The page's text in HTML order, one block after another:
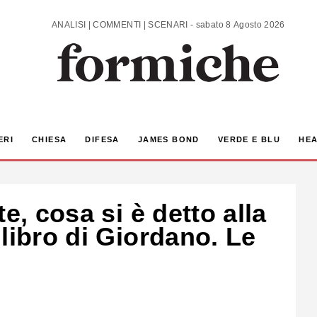
ANALISI | COMMENTI | SCENARI - sabato 8 Agosto 2026
CHIESA DIFESA JAMES BOND VERDE E BLU
cosa si è detto alla
di Giordano. Le